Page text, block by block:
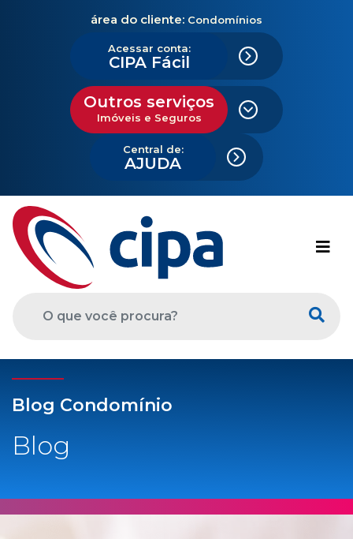
área do cliente: Condomínios
Acessar conta:
CIPA Fácil
Outros serviços
Imóveis e Seguros
Central de:
AJUDA
Blog Condomínio
Blog